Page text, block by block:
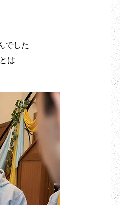
でした
は